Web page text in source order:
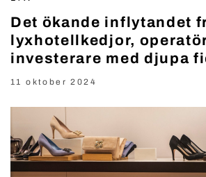
Det ökande inflytandet
lyxhotellkedjor,
investerare med djupa
11 oktober 2024